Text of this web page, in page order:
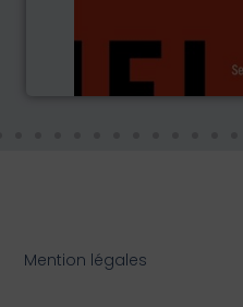
Mention légales